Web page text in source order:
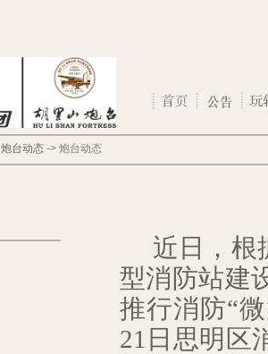
炮台动态 -> 炮台动态
近日，根
型消防站建
推行消防“
21 日思明区